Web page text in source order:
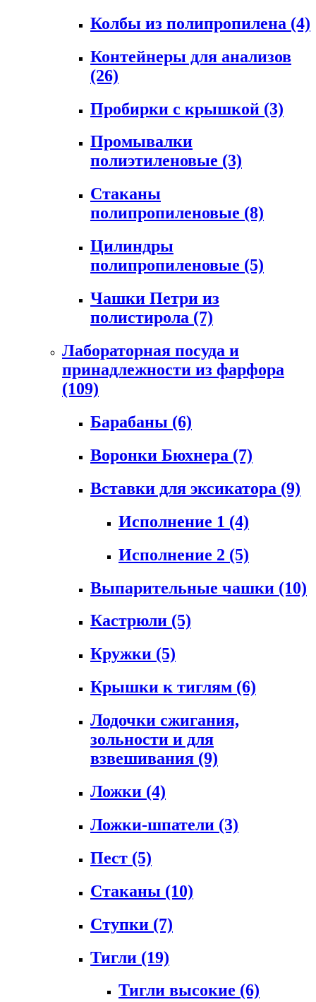
Колбы из полипропилена (4)
Контейнеры для анализов
(26)
Пробирки с крышкой (3)
Промывалки
полиэтиленовые (3)
Стаканы
полипропиленовые (8)
Цилиндры
полипропиленовые (5)
Чашки Петри из
полистирола (7)
Лабораторная посуда и
принадлежности из фарфора
(109)
Барабаны (6)
Воронки Бюхнера (7)
Вставки для эксикатора (9)
Исполнение 1 (4)
Исполнение 2 (5)
Выпарительные чашки (10)
Кастрюли (5)
Кружки (5)
Крышки к тиглям (6)
Лодочки сжигания,
зольности и для
взвешивания (9)
Ложки (4)
Ложки-шпатели (3)
Пест (5)
Стаканы (10)
Ступки (7)
Тигли (19)
Тигли высокие (6)